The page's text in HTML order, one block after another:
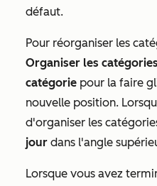
défaut.
Pour réorganiser les
Organiser les catégories
catégorie pour la faire
nouvelle position.
d'organiser les
jour dans l'angle
Lorsque vous avez